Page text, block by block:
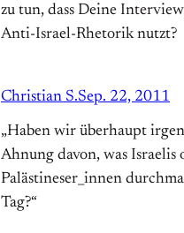
zu tun, dass Deine
Anti-Israel-Rhetorik nutzt?
Christian S.Sep. 22, 2011
„Haben wir überhaupt
Ahnung davon, was Israelis
Palästineser_innen
Tag?“